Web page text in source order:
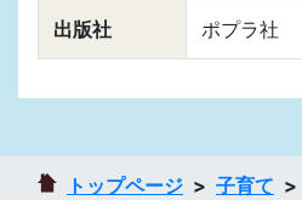
出版社 ポプラ社
トップページ 子育て